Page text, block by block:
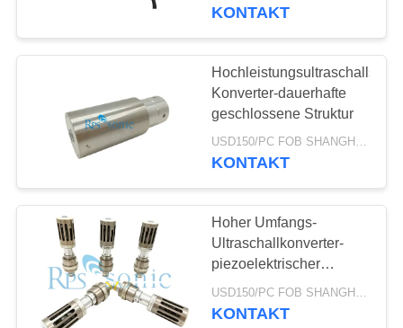
TRETEN
SIE
VERBINDUNG
NACHRICHTEN
FÄLLE
17
Ausschuss
KONTAKT
Konverter-dauerhafte
geschlossene Struktur
USD150/PC FOB SHANGHAI MOQ:1pcs
KONTAKT
Hoher Umfangs-
Ultraschallkonverter-
piezoelektrischer
Ultraschallkonverter
KONTAKT